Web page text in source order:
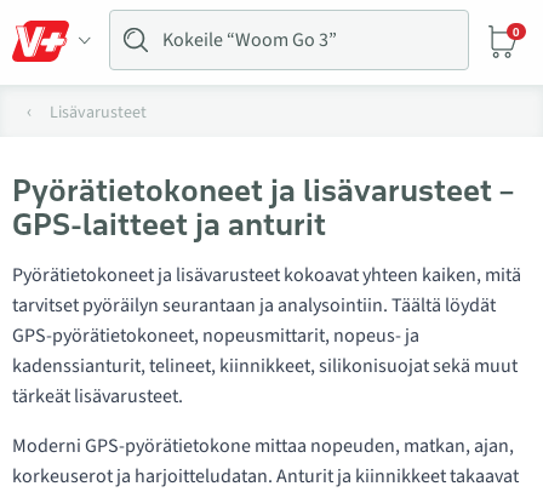
0
Lisävarusteet
Pyörätietokoneet ja lisävarusteet –
GPS-laitteet ja anturit
Pyörätietokoneet ja lisävarusteet kokoavat yhteen kaiken, mitä
tarvitset pyöräilyn seurantaan ja analysointiin. Täältä löydät
GPS-pyörätietokoneet, nopeusmittarit, nopeus- ja
kadenssianturit, telineet, kiinnikkeet, silikonisuojat sekä muut
tärkeät lisävarusteet.
Moderni GPS-pyörätietokone mittaa nopeuden, matkan, ajan,
korkeuserot ja harjoitteludatan. Anturit ja kiinnikkeet takaavat